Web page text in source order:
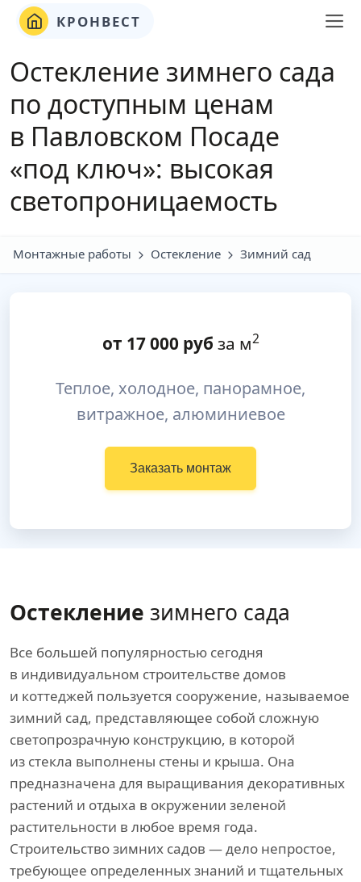
КРОНВЕСТ
Остекление зимнего сада
по доступным ценам
в Павловском Посаде
«под ключ»: высокая
светопроницаемость
Монтажные работы Остекление Зимний сад
от 17 000руб за м2
Теплое, холодное, панорамное,
витражное, алюминиевое
Заказать монтаж
Остекление зимнего сада
Все большей популярностью сегодня
в индивидуальном строительстве домов
и коттеджей пользуется сооружение, называемое
зимний сад, представляющее собой сложную
светопрозрачную конструкцию, в которой
из стекла выполнены стены и крыша. Она
предназначена для выращивания декоративных
растений и отдыха в окружении зеленой
растительности в любое время года.
Строительство зимних садов — дело непростое,
требующее определенных знаний и тщательных